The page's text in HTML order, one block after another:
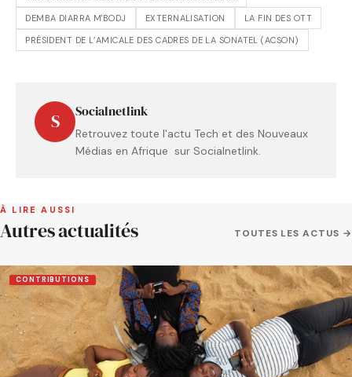
DEMBA DIARRA M'BODJ
EXTERNALISATION
LA FIN DES OTT
PRÉSIDENT DE L’AMICALE DES CADRES DE LA SONATEL (ACSON)
S Socialnetlink
Retrouvez toute l'actu Tech et des Nouveaux
Médias en Afrique sur Socialnetlink.
À LIRE AUSSI
Autres actualités TOUTES LES ACTUS →
CONTRIBUTIONS